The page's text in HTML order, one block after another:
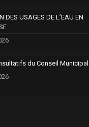
DES USAGES DE L’EAU EN
du Conseil Municipal